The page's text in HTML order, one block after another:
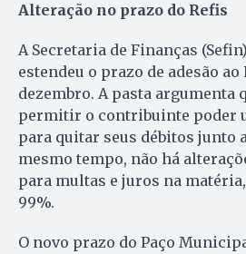
Alteração no prazo do Refis
A Secretaria de Finanças
estendeu o prazo de adesão ao
dezembro. A pasta argumenta
permitir o contribuinte poder
para quitar seus débitos junto
mesmo tempo, não há
para multas e juros na
99%.
O novo prazo do Paço